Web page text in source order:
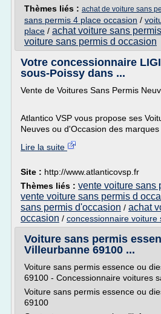
Thèmes liés : achat de voiture sans
sans permis 4 place occasion /
place / achat voiture sans
voiture sans permis d occasion
Votre concessionnaire
sous-Poissy dans ...
Vente de Voitures Sans Permis
Atlantico VSP vous propose ses
Neuves ou d'Occasion des marques
Lire la suite
Site : http://www.atlanticovsp.fr
Thèmes liés : vente voiture sans
vente voiture sans permis d
sans permis d'occasion / achat
occasion / concessionnaire voiture
Voiture sans permis
Villeurbanne 69100 ...
Voiture sans permis essence ou
69100 - Concessionnaire voitures
Voiture sans permis essence ou
69100